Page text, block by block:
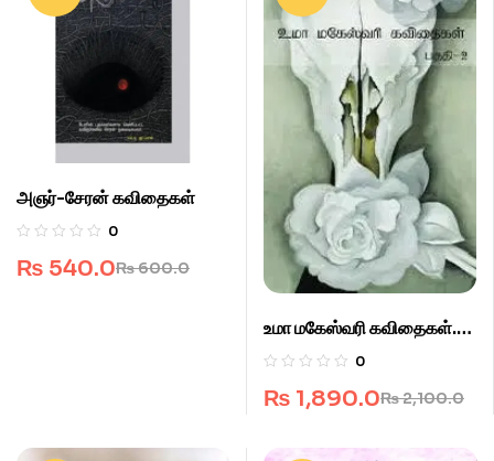
அஞர்-சேரன் கவிதைகள்
0
₨600.0
₨ 540.0
உமா மகேஸ்வரி கவிதைகள்.
பகுதி-2.
0
₨2,100.0
₨ 1,890.0